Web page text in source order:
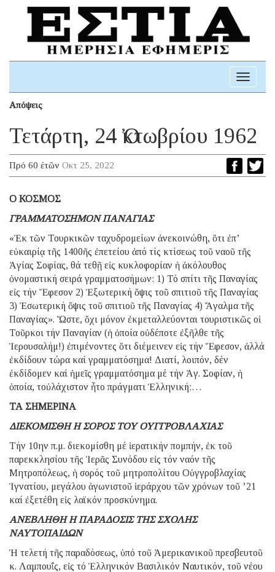
Toggle
Απόψεις
Τετάρτη, 24 Ὀκτωβρίου 1962
Πρό 60 ἐτῶν Οκτ 25, 2022
Ο ΚΟΣΜΟΣ
ΓΡΑΜΜΑΤΟΣΗΜΟΝ ΠΑΝΑΓΙΑΣ
«Ἐκ τῶν Τουρκικῶν ταχυδρομείων ἀνεκοινώθη, ὅτι ἐπ’
εὐκαιρίᾳ τῆς 1400ῆς ἐπετείου ἀπό τίς κτίσεως τοῦ ναοῦ τῆς
Ἁγίας Σοφίας, θά τεθῇ εἰς κυκλοφορίαν ἡ ἀκόλουθος
ὀνομαστική σειρά γραμματοσήμων: 1) Τό σπίτι τῆς Παναγίας
εἰς τήν Ἔφεσον 2) Ἐξωτερική ὄψις τοῦ σπιτιοῦ τῆς Παναγίας
3) Ἐσωτερική ὄψις τοῦ σπιτιοῦ τῆς Παναγίας 4) Ἄγαλμα τῆς
Παναγίας». Ὥστε, ὄχι μόνον ἐκμεταλλεύονται τουριστικῶς οἱ
Τοῦρκοι τήν Παναγίαν (ἡ ὁποία οὐδέποτε ἐξῆλθε τῆς
Ἱερουσαλήμ!) ἐπιμένοντες ὅτι διέμεινεν εἰς τήν Ἔφεσον, ἀλλά
ἐκδίδουν τώρα καί γραμματόσημα! Διατί, λοιπόν, δέν
ἐκδίδομεν καί ἡμεῖς γραμματόσημα μέ τήν Ἁγ. Σοφίαν, ἡ
ὁποία, τοὐλάχιστον ἦτο πράγματι Ἑλληνική;…
ΤΑ ΣΗΜΕΡΙΝΑ
ΔΙΕΚΟΜΙΣΘΗ Η ΣΟΡΟΣ ΤΟΥ ΟΥΓΓΡΟΒΛΑΧΙΑΣ
Τήν 10ην π.μ. διεκομίσθη μέ ἱερατικήν πομπήν, ἐκ τοῦ
παρεκκλησίου τῆς Ἱερᾶς Συνόδου εἰς τόν ναόν τῆς
Μητροπόλεως, ἡ σορός τοῦ μητροπολίτου Οὑγγροβλαχίας
Ἰγνατίου, μεγάλου ἀγωνιστοῦ ἱεράρχου τῶν χρόνων τοῦ ’21
καί ἐξετέθη εἰς λαϊκόν προσκύνημα.
ΑΝΕΒΛΗΘΗ Η ΠΑΡΑΔΟΣΙΣ ΤΗΣ ΣΧΟΛΗΣ
ΝΑΥΤΟΠΑΙΔΩΝ
Ἡ τελετή τῆς παραδόσεως, ὑπό τοῦ Ἀμερικανικοῦ πρεσβευτοῦ
κ. Λαμπουΐς, εἰς τό Ἑλληνικόν Βασιλικόν Ναυτικόν, τοῦ νέου